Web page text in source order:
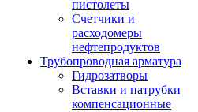
пистолеты
Счетчики и
расходомеры
нефтепродуктов
Трубопроводная арматура
Гидрозатворы
Вставки и патрубки
компенсационные